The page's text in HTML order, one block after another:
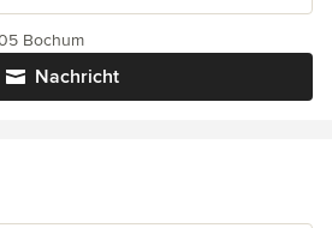
Nachricht
Bochum